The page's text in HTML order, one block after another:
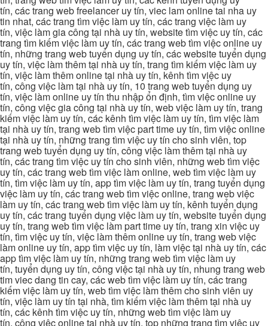
tín, các trang web freelancer uy tín, viec lam online tai nha uy
tin nhat, các trang tìm việc làm uy tín, các trang việc làm uy
tín, việc làm gia công tại nhà uy tín, website tìm việc uy tín, các
trang tìm kiếm việc làm uy tín, các trang web tìm việc online uy
tín, những trang web tuyển dụng uy tín, các website tuyển dụng
uy tín, việc làm thêm tại nhà uy tín, trang tìm kiếm việc làm uy
tín, việc làm thêm online tại nhà uy tín, kênh tìm việc uy
tín, công việc làm tại nhà uy tín, 10 trang web tuyển dụng uy
tín, việc làm online uy tín thu nhập ổn định, tìm việc online uy
tín, công việc gia công tại nhà uy tín, web việc làm uy tín, trang
kiếm việc làm uy tín, các kênh tìm việc làm uy tín, tìm việc làm
tại nhà uy tín, trang web tìm việc part time uy tín, tìm việc online
tại nhà uy tín, những trang tìm việc uy tín cho sinh viên, top
trang web tuyển dụng uy tín, công việc làm thêm tại nhà uy
tín, các trang tìm việc uy tín cho sinh viên, những web tìm việc
uy tín, các trang web tìm việc làm online, web tìm việc làm uy
tín, tìm việc làm uy tín, app tìm việc làm uy tín, trang tuyển dụng
việc làm uy tín, các trang web tìm việc online, trang web việc
làm uy tín, các trang web tìm việc làm uy tín, kênh tuyển dụng
uy tín, các trang tuyển dụng việc làm uy tín, website tuyển dụng
uy tín, trang web tìm việc làm part time uy tín, trang xin việc uy
tín, tìm việc uy tín, việc làm thêm online uy tín, trang web việc
làm online uy tín, app tìm việc uy tín, làm việc tại nhà uy tín, các
app tìm việc làm uy tín, những trang web tìm việc làm uy
tín, tuyển dụng uy tín, công việc tại nhà uy tín, nhung trang web
tim viec dang tin cay, các web tìm việc làm uy tín, các trang
kiếm việc làm uy tín, web tìm việc làm thêm cho sinh viên uy
tín, việc làm uy tín tại nhà, tìm kiếm việc làm thêm tại nhà uy
tín, các kênh tìm việc uy tín, những web tìm việc làm uy
tín, công việc online tại nhà uy tín, top những trang tìm việc uy